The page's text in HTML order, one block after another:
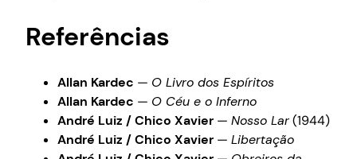
Referências
Allan Kardec — O Livro dos Espíritos
Allan Kardec — O Céu e o Inferno
André Luiz / Chico Xavier — Nosso Lar(1944)
André Luiz / Chico Xavier — Libertação